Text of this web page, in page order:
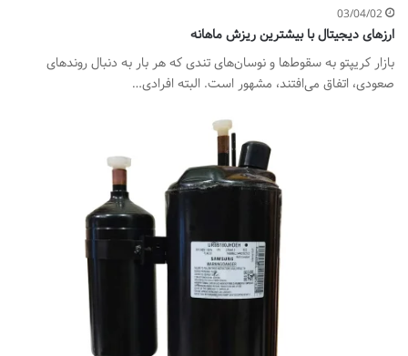
03/04/02
ارزهای دیجیتال با بیشترین ریزش ماهانه
بازار کریپتو به سقوط‌ها و نوسان‌های تندی که هر بار به دنبال روند‌های
صعودی، اتفاق می‌افتند، مشهور است. البته افرادی…